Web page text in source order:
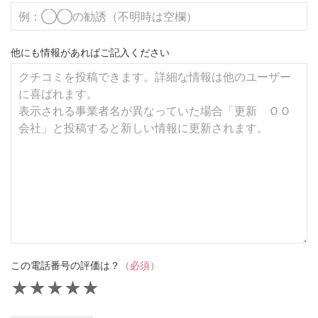
他にも情報があればご記入ください
この電話番号の評価は？ （必須）
★
★
★
★
★